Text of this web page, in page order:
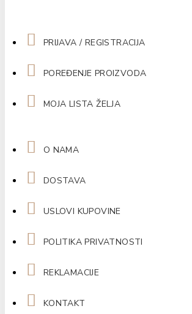
PRIJAVA / REGISTRACIJA
POREĐENJE PROIZVODA
MOJA LISTA ŽELJA
O NAMA
DOSTAVA
USLOVI KUPOVINE
POLITIKA PRIVATNOSTI
REKLAMACIJE
KONTAKT